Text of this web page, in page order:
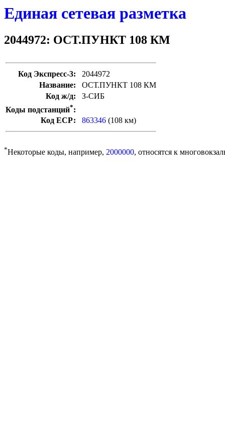
Единая сетевая разметка
2044972: ОСТ.ПУНКТ 108 КМ
Код Экспресс-3:
2044972
Название:
ОСТ.ПУНКТ 108 КМ
Код ж/д:
З-СИБ
Коды подстанций*:
Код ЕСР:
863346 (108 км)
*Некоторые коды, например, 2000000, относятся к